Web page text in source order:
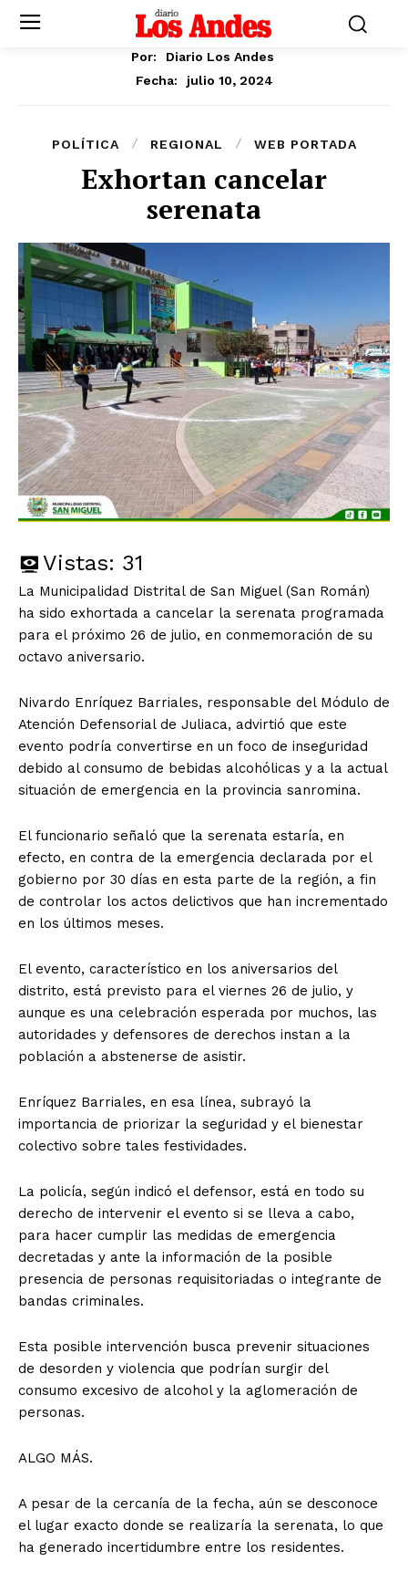
Por:
Diario Los Andes
Fecha:
julio 10, 2024
POLÍTICA REGIONAL WEB PORTADA
Exhortan cancelar
serenata
Vistas: 31
La Municipalidad Distrital de San Miguel (San Román)
ha sido exhortada a cancelar la serenata programada
para el próximo 26 de julio, en conmemoración de su
octavo aniversario.
Nivardo Enríquez Barriales, responsable del Módulo de
Atención Defensorial de Juliaca, advirtió que este
evento podría convertirse en un foco de inseguridad
debido al consumo de bebidas alcohólicas y a la actual
situación de emergencia en la provincia sanromina.
El funcionario señaló que la serenata estaría, en
efecto, en contra de la emergencia declarada por el
gobierno por 30 días en esta parte de la región, a fin
de controlar los actos delictivos que han incrementado
en los últimos meses.
El evento, característico en los aniversarios del
distrito, está previsto para el viernes 26 de julio, y
aunque es una celebración esperada por muchos, las
autoridades y defensores de derechos instan a la
población a abstenerse de asistir.
Enríquez Barriales, en esa línea, subrayó la
importancia de priorizar la seguridad y el bienestar
colectivo sobre tales festividades.
La policía, según indicó el defensor, está en todo su
derecho de intervenir el evento si se lleva a cabo,
para hacer cumplir las medidas de emergencia
decretadas y ante la información de la posible
presencia de personas requisitoriadas o integrante de
bandas criminales.
Esta posible intervención busca prevenir situaciones
de desorden y violencia que podrían surgir del
consumo excesivo de alcohol y la aglomeración de
personas.
ALGO MÁS.
A pesar de la cercanía de la fecha, aún se desconoce
el lugar exacto donde se realizaría la serenata, lo que
ha generado incertidumbre entre los residentes.